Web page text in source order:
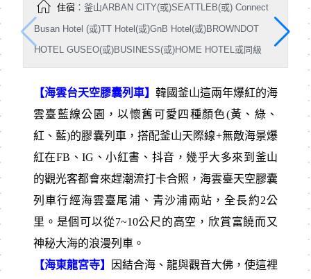
住宿：釜山ARBAN CITY(或)SEATTLEB(或) Connect
Busan Hotel (或)TT Hotel(或)GnB Hotel(或)BROWNDOT
HOTEL GUSEO(或)BUSINESS(或)HOME HOTEL或同級
【海雲台天空膠囊列車】韓國釜山這兩年爆紅的海
雲臺藍線公園，以懷舊可愛四種顏色(黃、綠、
紅、藍)的膠囊列車，搭配釜山天際線+無敵海景爆
紅在FB、IG、小紅書、抖音，幾乎大多來到釜山
的觀光客都會來趕潮流打卡合照，海雲臺天空膠囊
列車行經海雲臺尾浦、青沙浦兩站，全長約2公
里。是個可以從7~10公尺的高空，欣賞富饒而又
神秘大海的浪漫列車。
【海東龍宮寺】
因結合海、龍與觀音大佛，使這裡